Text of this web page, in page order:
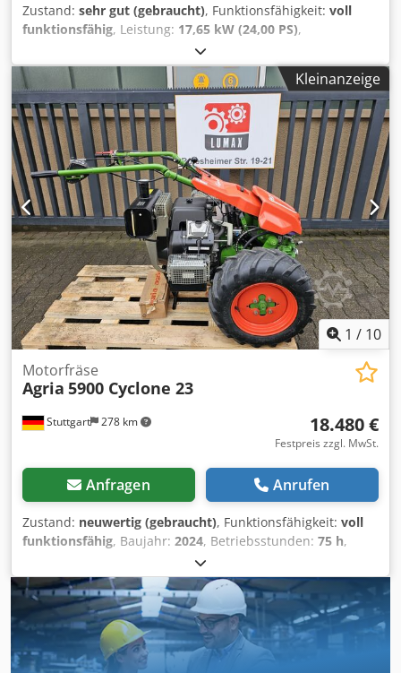
Zustand: sehr gut (gebraucht), Funktionsfähigkeit: voll
funktionsfähig, Leistung: 17,65 kW (24,00 PS),
, Kraftstoff:
Sonstige, Baujahr:2023, AGRIA 9600 - 112 Crodpfx Aoxa Ar
Toigef !!! 2. Generation neues Modell !!! Ferngesteuerte
Mähraupe mit 112cm Sichelmulchdeck Diese AGRIA 9600-
112 Mähraupe ist Baujahr 2023, und hat erst 304
Betriebsstunden lt. Zähler und befindet sich in einem sehr
guten Gesamtzustand mit normalen Gebrauchs- und
Verschleißspuren. Kundendienst frisch durchgeführt.
aktueller UVP liegt bei 44.900,-€. Der Nettopreis beträgt
26.806,-€ // Bruttopreis 31.900,-€ - Besichtigung /
Probefahrt gerne möglich! - Versand kostet bundesweit
400,-€ per Spedition! - Finanzierung / Leasing kann
individuell für Sie angefragt werden
Kleinanzeige
1 / 10
Stuttgart 278 km
Motorfräse
Agria 5900 Cyclone 23
18.480 €
Festpreis zzgl. MwSt.
Anfragen Anrufen
Zustand: neuwertig (gebraucht), Funktionsfähigkeit: voll
funktionsfähig, Baujahr: 2024, Betriebsstunden: 75 h,
16,92 kW (23,00 PS), Kraftstofftyp:
Getriebetyp:Hydrostat, Agria 5900 Taifun Profi - Hydro
Geräteträger Technische Details: Kawasaki 2-Zylinder-
Viertakt-Benzinmotor 23PS mit Elektrostart Getriebe:
stufenloser hydrostatischer Fahrantrieb mit
Einscheibentrockenkupplung Geschwindigkeiten: Vorwärts: